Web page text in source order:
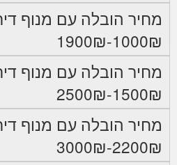
מחיר הובלה עם מנוף
1000₪-1900₪
1500₪-2500₪
2200₪-3000₪